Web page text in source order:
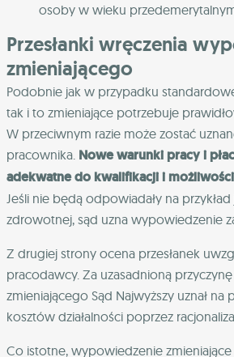
osoby w wieku
Przesłanki wręczenia
zmieniającego
Podobnie jak w przypadku
tak i to zmieniające potrzebuje
W przeciwnym razie może zostać
pracownika. Nowe warunki pracy i
adekwatne do kwalifikacji i
Jeśli nie będą odpowiadały na
zdrowotnej, sąd uzna wypowiedzenie
Z drugiej strony ocena przesłanek
pracodawcy. Za uzasadnioną
zmieniającego Sąd Najwyższy uznał na
kosztów działalności poprzez
Co istotne, wypowiedzenie